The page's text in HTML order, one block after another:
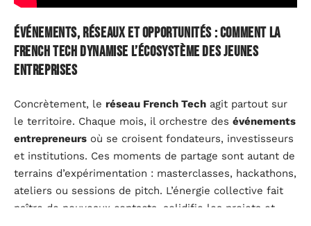
Événements, réseaux et opportunités : comment la
French Tech dynamise l’écosystème des jeunes
entreprises
Concrètement, le réseau French Tech agit partout sur
le territoire. Chaque mois, il orchestre des événements
entrepreneurs où se croisent fondateurs, investisseurs
et institutions. Ces moments de partage sont autant de
terrains d’expérimentation : masterclasses, hackathons,
ateliers ou sessions de pitch. L’énergie collective fait
naître de nouveaux contacts, solidifie les projets et